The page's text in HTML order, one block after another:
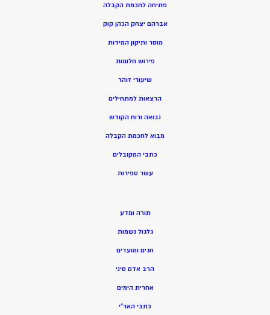
פתיחה לחכמת הקבלה
אברהם יצחק הכהן קוק
מוסר ותיקון המידות
פירוש חלומות
שיעורי זוהר
הרצאות למתחילים
נבואה ורוח הקודש
מבוא לחכמת הקבלה
כתבי המקובלים
עשר ספירות
תורה ומדע
גלגול נשמות
חגים ומועדים
הרב אדם סיני
אחרית הימים
כתבי האר”י